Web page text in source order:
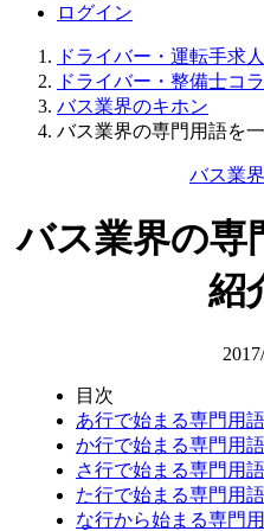
ログイン
ドライバー・運転手求人
ドライバー・整備士コ
バス業界のキホン
バス業界の専門用語を
バス業
バス業界の専
紹
目次
あ行で始まる専門用語
か行で始まる専門用語
さ行で始まる専門用語
た行で始まる専門用語
な行から始まる専門